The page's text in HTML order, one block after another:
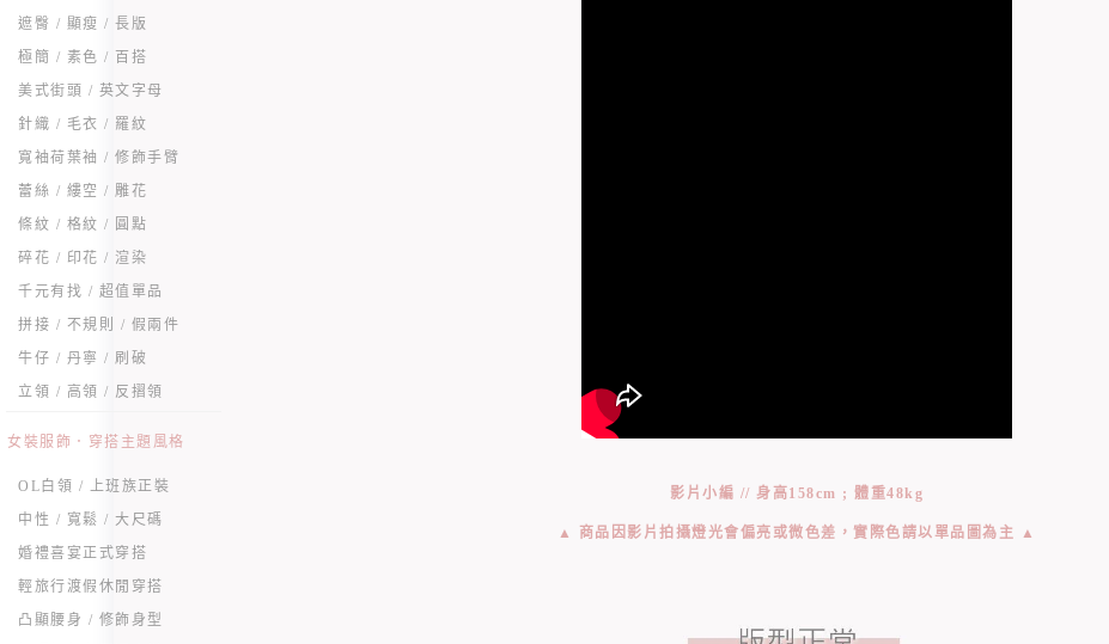
遮臀 / 顯瘦 / 長版
極簡 / 素色 / 百搭
美式街頭 / 英文字母
針織 / 毛衣 / 羅紋
寬袖荷葉袖 / 修飾手臂
蕾絲 / 縷空 / 雕花
條紋 / 格紋 / 圓點
碎花 / 印花 / 渲染
千元有找 / 超值單品
拼接 / 不規則 / 假兩件
牛仔 / 丹寧 / 刷破
立領 / 高領 / 反摺領
女裝服飾．穿搭主題風格
OL白領 / 上班族正裝
中性 / 寬鬆 / 大尺碼
婚禮喜宴正式穿搭
輕旅行渡假休閒穿搭
凸顯腰身 / 修飾身型
影片小編 // 身高158cm ; 體重48kg
▲ 商品因影片拍攝燈光會偏亮或微色差，實際色請以單品圖為主 ▲